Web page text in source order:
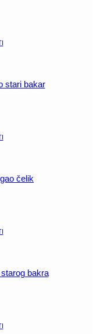
stari bakar
čelik
bakra